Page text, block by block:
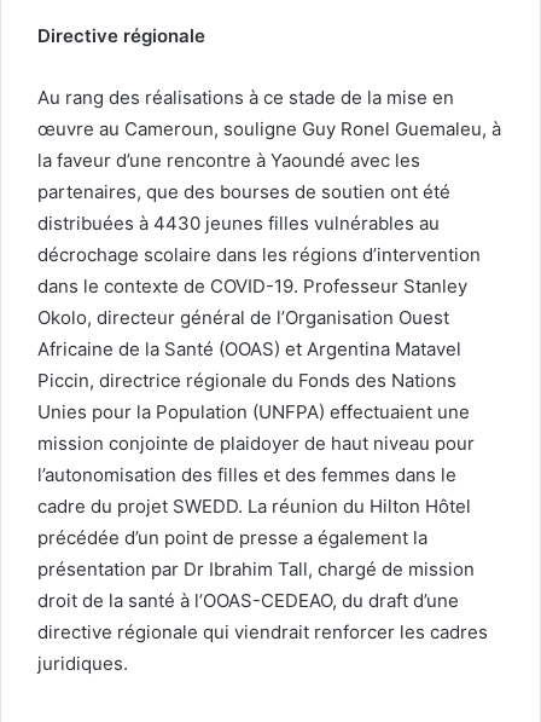
Directive régionale
Au rang des réalisations à ce stade de la mise en
œuvre au Cameroun, souligne Guy Ronel Guemaleu, à
la faveur d’une rencontre à Yaoundé avec les
partenaires, que des bourses de soutien ont été
distribuées à 4430 jeunes filles vulnérables au
décrochage scolaire dans les régions d’intervention
dans le contexte de COVID-19. Professeur Stanley
Okolo, directeur général de l’Organisation Ouest
Africaine de la Santé (OOAS) et Argentina Matavel
Piccin, directrice régionale du Fonds des Nations
Unies pour la Population (UNFPA) effectuaient une
mission conjointe de plaidoyer de haut niveau pour
l’autonomisation des filles et des femmes dans le
cadre du projet SWEDD. La réunion du Hilton Hôtel
précédée d’un point de presse a également la
présentation par Dr Ibrahim Tall, chargé de mission
droit de la santé à l’OOAS-CEDEAO, du draft d’une
directive régionale qui viendrait renforcer les cadres
juridiques.